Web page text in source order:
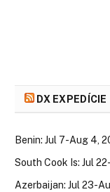
DX EXPEDÍCIE
Benin: Jul 7-Aug 4,
South Cook Is: Jul
Azerbaijan: Jul 23-